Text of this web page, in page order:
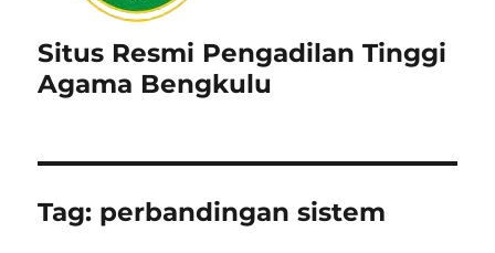
Situs Resmi Pengadilan Tinggi
Agama Bengkulu
Tag: perbandingan sistem